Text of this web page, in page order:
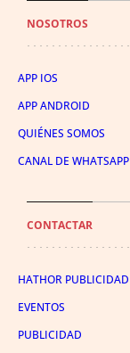
NOSOTROS
APP IOS
APP ANDROID
QUIÉNES SOMOS
CANAL DE WHATSAPP
CONTACTAR
HATHOR PUBLICIDAD
EVENTOS
PUBLICIDAD